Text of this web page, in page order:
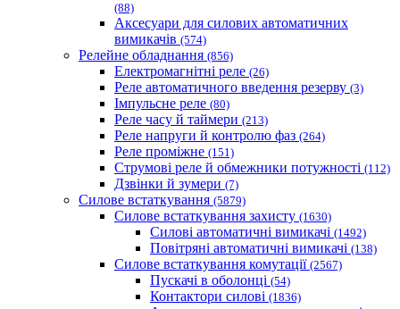
(88)
Аксесуари для силових автоматичних
вимикачів (574)
Релейне обладнання (856)
Електромагнітні реле (26)
Реле автоматичного введення резерву (3)
Імпульсне реле (80)
Реле часу й таймери (213)
Реле напруги й контролю фаз (264)
Реле проміжне (151)
Струмові реле й обмежники потужності (112)
Дзвінки й зумери (7)
Силове встаткування (5879)
Силове встаткування захисту (1630)
Силові автоматичні вимикачі (1492)
Повітряні автоматичні вимикачі (138)
Силове встаткування комутації (2567)
Пускачі в оболонці (54)
Контактори силові (1836)